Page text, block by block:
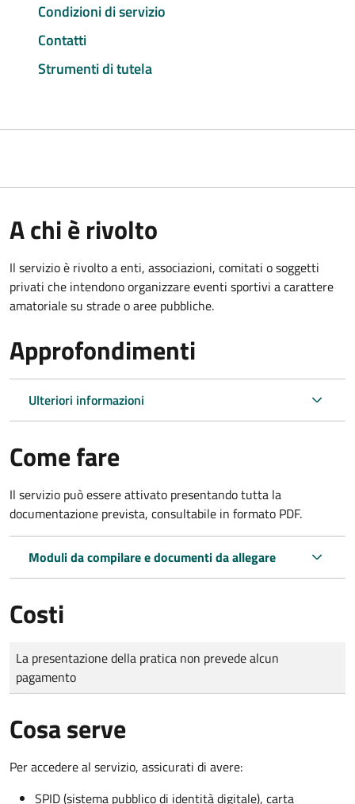
Condizioni di servizio
Contatti
Strumenti di tutela
A chi è rivolto
Il servizio è rivolto a enti, associazioni, comitati o soggetti
privati che intendono organizzare eventi sportivi a carattere
amatoriale su strade o aree pubbliche.
Approfondimenti
Ulteriori informazioni
Come fare
Il servizio può essere attivato presentando tutta la
documentazione prevista, consultabile in formato PDF.
Moduli da compilare e documenti da allegare
Costi
Tipo di pagamento
Importo
La presentazione della pratica non prevede alcun
pagamento
Cosa serve
Per accedere al servizio, assicurati di avere:
SPID (sistema pubblico di identità digitale), carta